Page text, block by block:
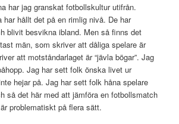
har jag granskat fotbollskultur utifrån.
hållt det på en rimlig nivå. De har
blivit besvikna ibland. Men så finns det
män, som skriver att dåliga spelare är
att motståndarlaget är “jävla bögar”. Jag
Jag har sett folk önska livet ur
hejar på. Jag har sett folk håna spelare
så det här med att jämföra en fotbollsmatch
problematiskt på flera sätt.